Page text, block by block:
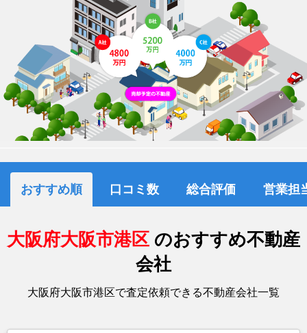
おすすめ順 口コミ数 総合評価 営業担
大阪府大阪市港区 のおすすめ不動産
会社
大阪府大阪市港区で査定依頼できる不動産会社一覧